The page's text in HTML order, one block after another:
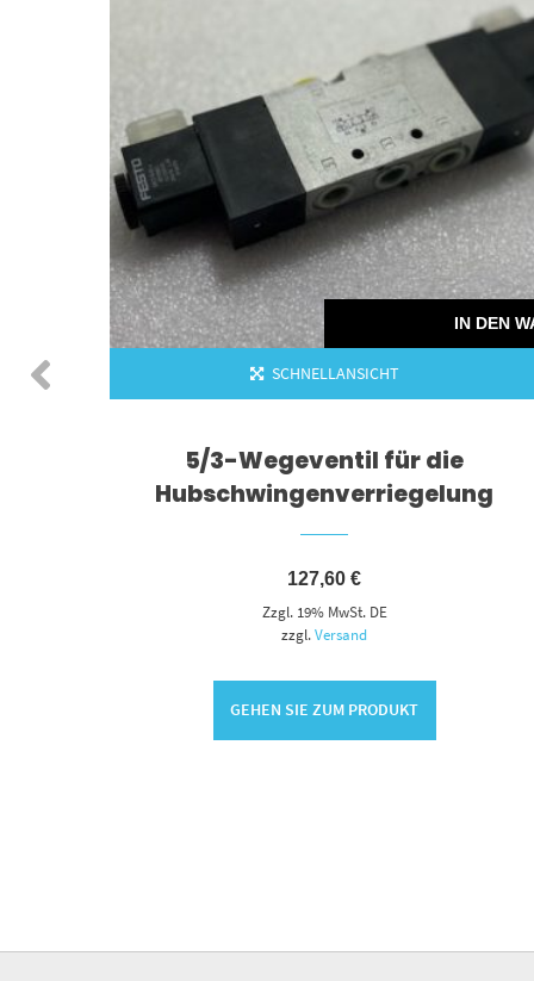
IN DEN
SCHNELLANSICHT
5/3-Wegeventil für die
Hubschwingenverriegelung
127,60€
Zzgl. 19% MwSt. DE
zzgl.Versand
GEHEN SIE ZUM PRODUKT